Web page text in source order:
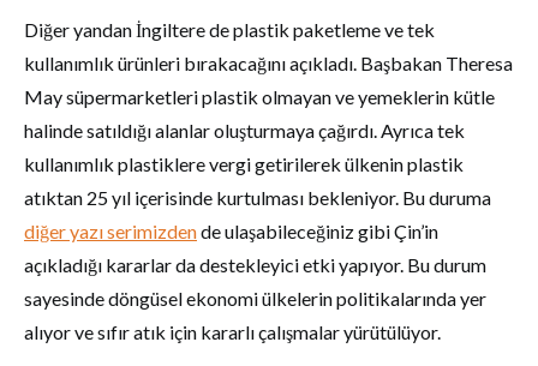
Diğer yandan İngiltere de plastik paketleme ve tek
kullanımlık ürünleri bırakacağını açıkladı. Başbakan Theresa
May süpermarketleri plastik olmayan ve yemeklerin kütle
halinde satıldığı alanlar oluşturmaya çağırdı. Ayrıca tek
kullanımlık plastiklere vergi getirilerek ülkenin plastik
atıktan 25 yıl içerisinde kurtulması bekleniyor. Bu duruma
diğer yazı serimizdende ulaşabileceğiniz gibi Çin’in
açıkladığı kararlar da destekleyici etki yapıyor. Bu durum
sayesinde döngüsel ekonomi ülkelerin politikalarında yer
alıyor ve sıfır atık için kararlı çalışmalar yürütülüyor.